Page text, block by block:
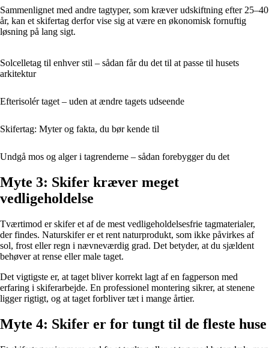
Sammenlignet med andre tagtyper, som kræver udskiftning efter 25–40
år, kan et skifertag derfor vise sig at være en økonomisk fornuftig
løsning på lang sigt.
Solcelletag til enhver stil – sådan får du det til at passe til husets
arkitektur
Efterisolér taget – uden at ændre tagets udseende
Skifertag: Myter og fakta, du bør kende til
Undgå mos og alger i tagrenderne – sådan forebygger du det
Myte 3: Skifer kræver meget
vedligeholdelse
Tværtimod er skifer et af de mest vedligeholdelsesfrie tagmaterialer,
der findes. Naturskifer er et rent naturprodukt, som ikke påvirkes af
sol, frost eller regn i nævneværdig grad. Det betyder, at du sjældent
behøver at rense eller male taget.
Det vigtigste er, at taget bliver korrekt lagt af en fagperson med
erfaring i skiferarbejde. En professionel montering sikrer, at stenene
ligger rigtigt, og at taget forbliver tæt i mange årtier.
Myte 4: Skifer er for tungt til de fleste huse